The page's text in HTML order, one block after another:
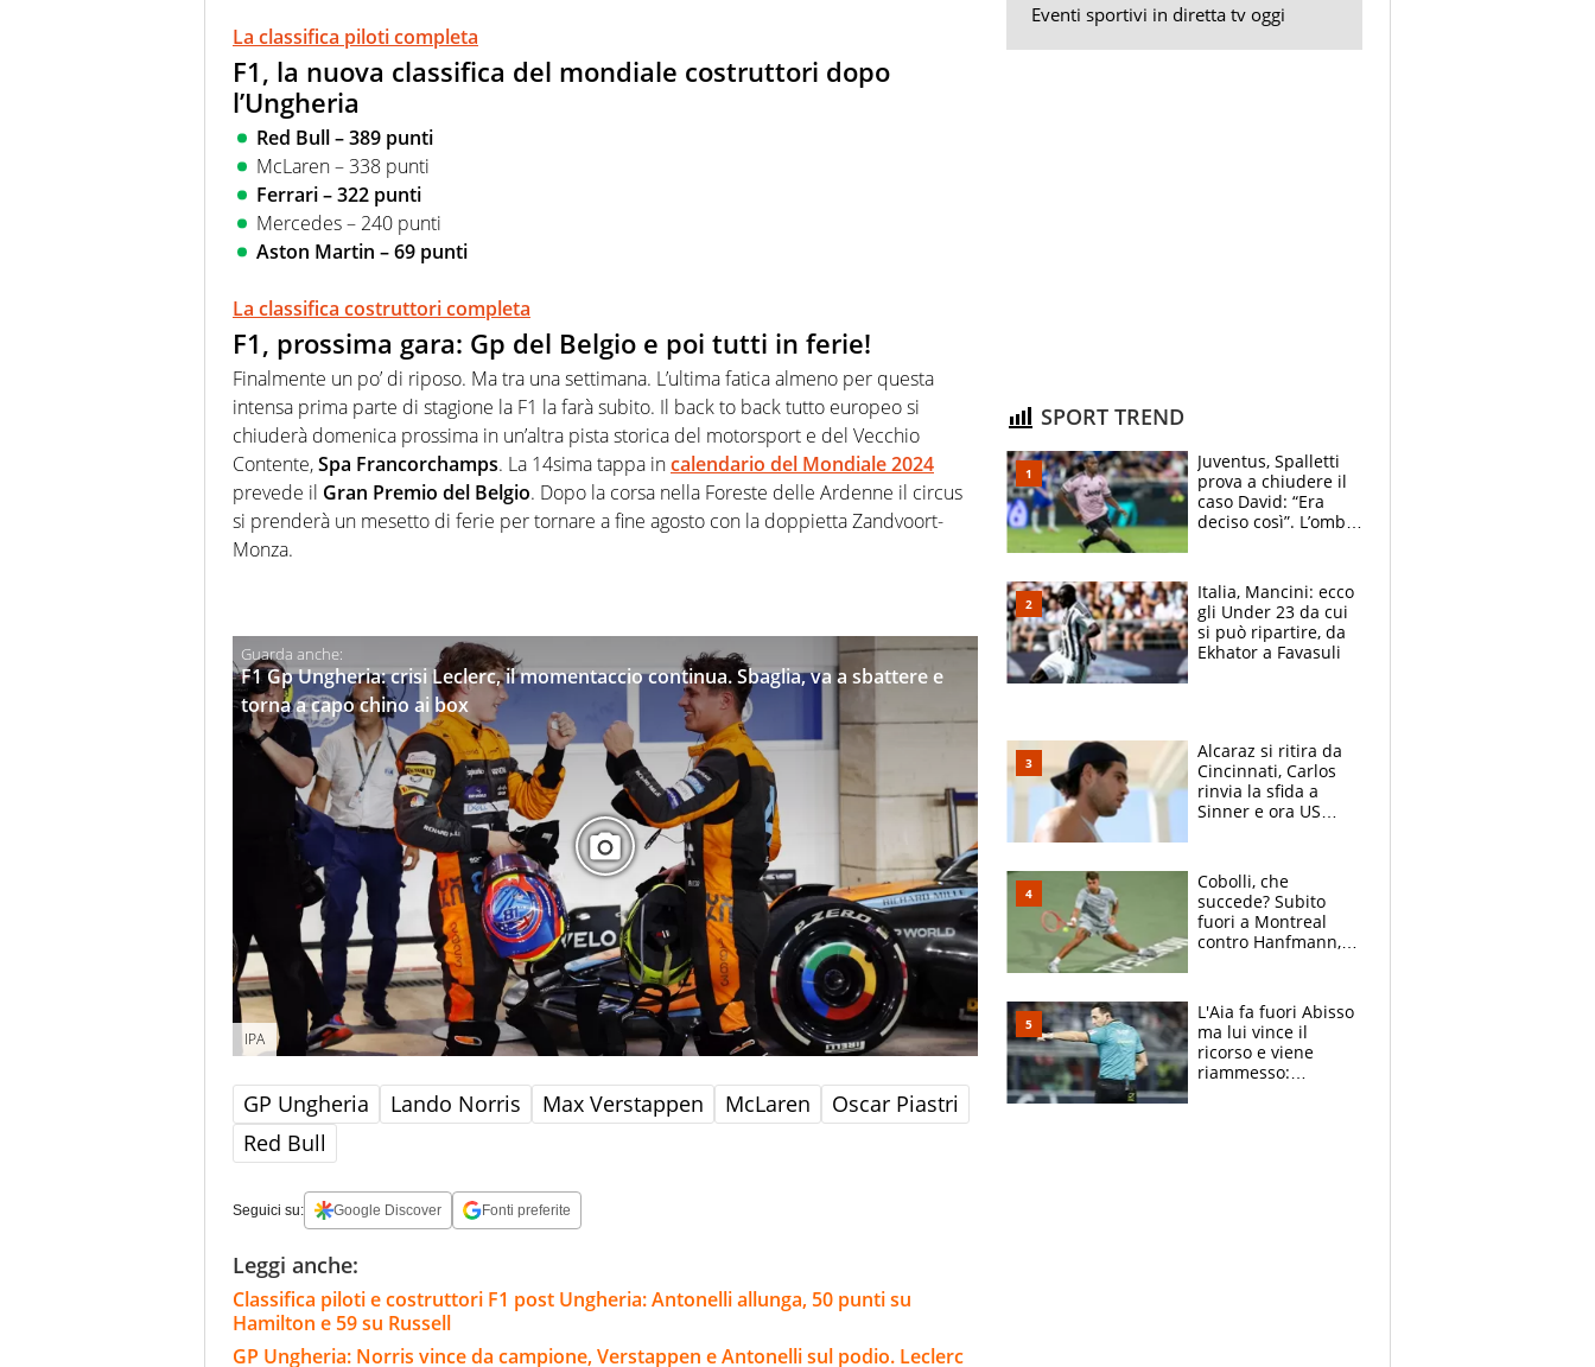
La classifica piloti completa
F1, la nuova classifica del mondiale costruttori dopo
l’Ungheria
Red Bull – 389 punti
McLaren – 338 punti
Ferrari – 322 punti
Mercedes – 240 punti
Aston Martin – 69 punti
La classifica costruttori completa
F1, prossima gara: Gp del Belgio e poi tutti in ferie!
Finalmente un po’ di riposo. Ma tra una settimana. L’ultima fatica almeno per questa
intensa prima parte di stagione la F1 la farà subito. Il back to back tutto europeo si
chiuderà domenica prossima in un’altra pista storica del motorsport e del Vecchio
Contente,Spa Francorchamps. La 14sima tappa incalendario del Mondiale 2024
prevede il Gran Premio del Belgio. Dopo la corsa nella Foreste delle Ardenne il circus
si prenderà un mesetto di ferie per tornare a fine agosto con la doppietta Zandvoort-
Monza.
F1 Gp Ungheria: crisi Leclerc, il momentaccio continua. Sbaglia, va a sbattere e
torna a capo chino ai box
IPA
GP Ungheria Lando Norris Max Verstappen McLaren
Oscar Piastri
Red Bull
Seguici su: Google Discover Fonti preferite
Leggi anche:
Classifica piloti e costruttori F1 post Ungheria: Antonelli allunga, 50 punti su
Hamilton e 59 su Russell
GP Ungheria: Norris vince da campione, Verstappen e Antonelli sul podio. Leclerc
Eventi sportivi in diretta tv oggi
SPORT TREND
Juventus, Spalletti
prova a chiudere il
caso David: “Era
deciso così”. L’ombra
Italia, Mancini: ecco
gli Under 23 da cui
si può ripartire, da
Ekhator a Favasuli
Alcaraz si ritira da
Cincinnati, Carlos
rinvia la sfida a
Sinner e ora US
Cobolli, che
succede? Subito
fuori a Montreal
contro Hanfmann,
L'Aia fa fuori Abisso
ma lui vince il
ricorso e viene
riammesso: